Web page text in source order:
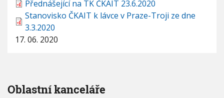
Přednášející na TK ČKAIT 23.6.2020
Stanovisko ČKAIT k lávce v Praze-Troji ze dne
3.3.2020
17. 06. 2020
Oblastní kanceláře